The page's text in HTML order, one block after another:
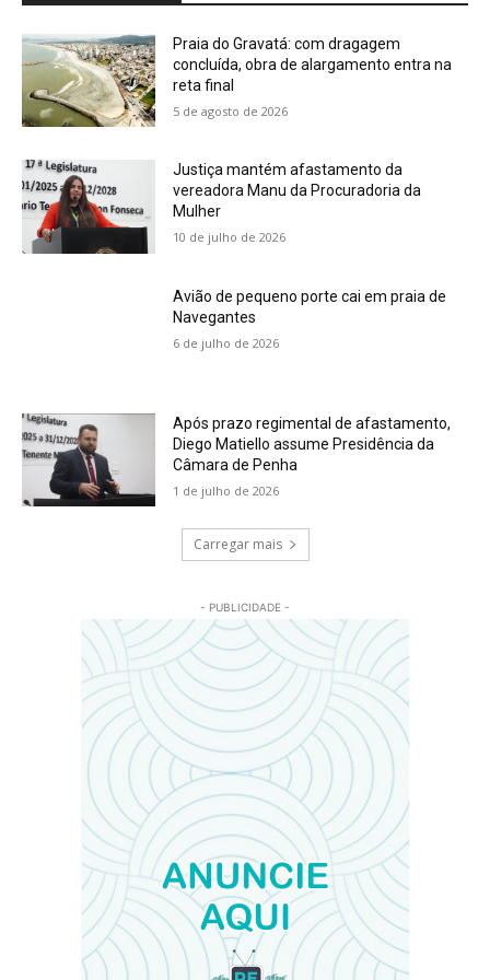
Praia do Gravatá: com dragagem
concluída, obra de alargamento entra na
reta final
5 de agosto de 2026
Justiça mantém afastamento da
vereadora Manu da Procuradoria da
Mulher
10 de julho de 2026
Avião de pequeno porte cai em praia de
Navegantes
6 de julho de 2026
Após prazo regimental de afastamento,
Diego Matiello assume Presidência da
Câmara de Penha
1 de julho de 2026
Carregar mais
- PUBLICIDADE -